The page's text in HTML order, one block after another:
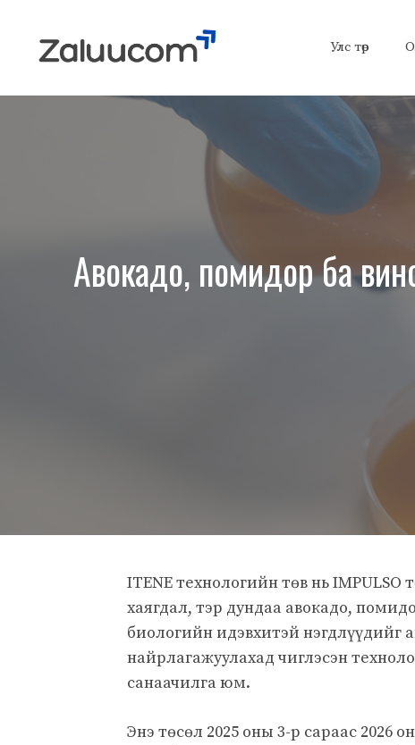
content
Улс төр
Авокадо, помидор ба
ITENE технологийн төв нь IMPULSO
хаягдал, тэр дундаа авокадо,
биологийн идэвхитэй нэгдлүүдийг
найрлагажуулахад чиглэсэн
санаачилга юм.
Энэ төсөл 2025 оны 3-р сараас 2026